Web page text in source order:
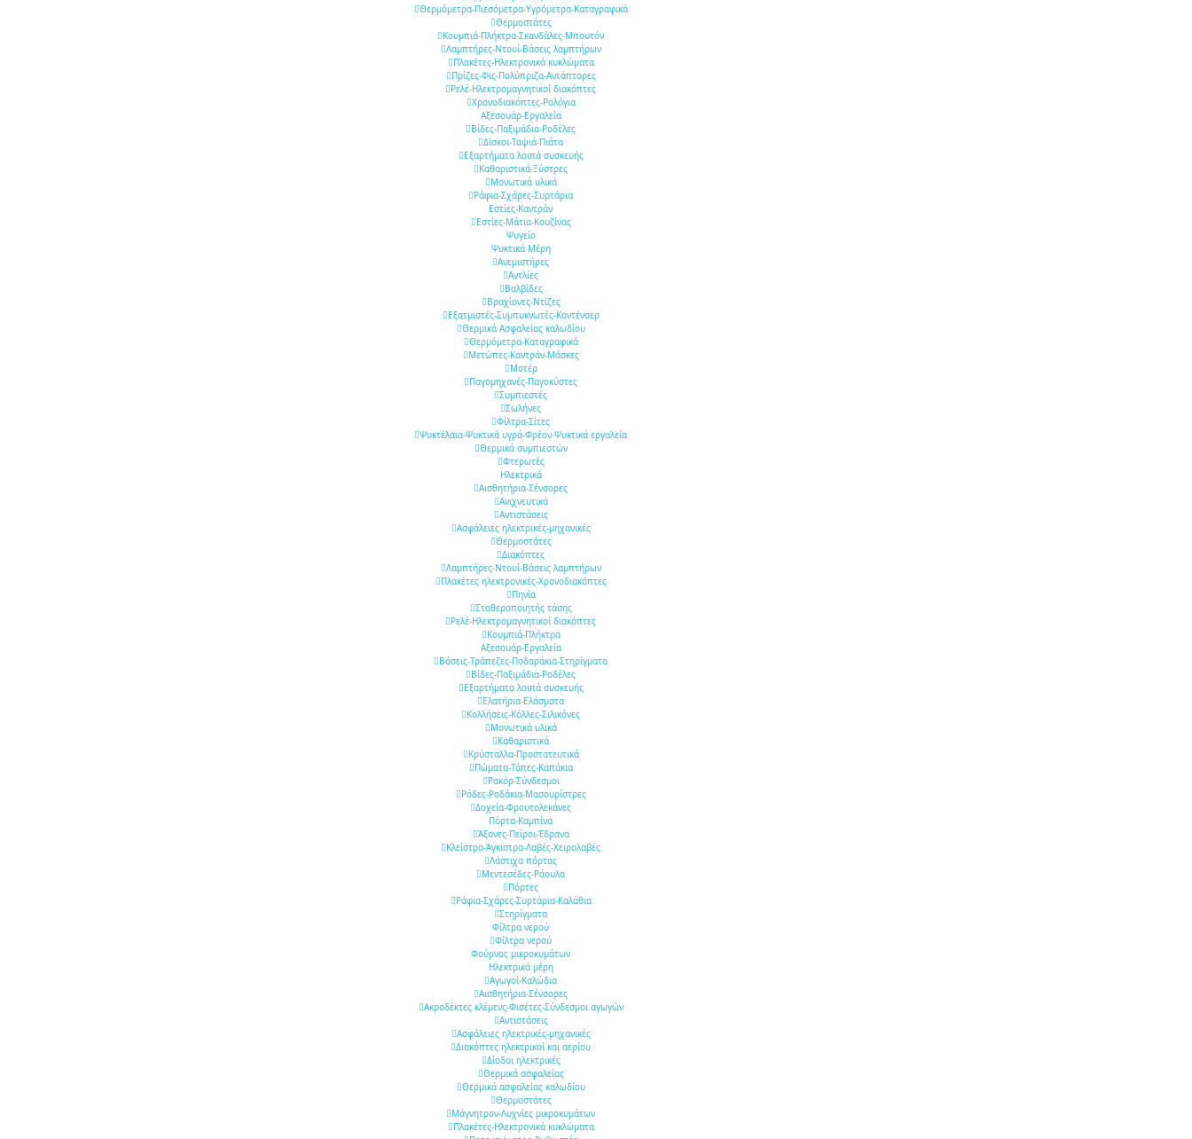
Θερμόμετρα-Πιεσόμετρα-Υγρόμετρα-Καταγραφικά
Θερμοστάτες
Κουμπιά-Πλήκτρα-Σκανδάλες-Μπουτόν
Λαμπτήρες-Ντουί-Βάσεις λαμπτήρων
Πλακέτες-Ηλεκτρονικά κυκλώματα
Πρίζες-Φις-Πολύπριζα-Αντάπτορες
Ρελέ-Ηλεκτρομαγνητικοί διακόπτες
Χρονοδιακόπτες-Ρολόγια
Αξεσουάρ-Εργαλεία
Βίδες-Παξιμάδια-Ροδέλες
Δίσκοι-Ταψιά-Πιάτα
Εξαρτήματα λοιπά συσκευής
Καθαριστικά-Ξύστρες
Μονωτικά υλικά
Ράφια-Σχάρες-Συρτάρια
Εστίες-Καντράν
Εστίες-Μάτια-Κουζίνας
Ψυγείο
Ψυκτικά Μέρη
Ανεμιστήρες
Αντλίες
Βαλβίδες
Βραχίονες-Ντίζες
Εξατμιστές-Συμπυκνωτές-Κοντένσερ
Θερμικά Ασφαλείας καλωδίου
Θερμόμετρα-Καταγραφικά
Μετώπες-Καντράν-Μάσκες
Μοτέρ
Παγομηχανές-Παγοκύστες
Συμπιεστές
Σωλήνες
Φίλτρα-Σίτες
Ψυκτέλαια-Ψυκτικά υγρά-Φρέον-Ψυκτικά εργαλεία
Θερμικά συμπιεστών
Φτερωτές
Ηλεκτρικά
Αισθητήρια-Σένσορες
Aνιχνευτικά
Αντιστάσεις
Ασφάλειες ηλεκτρικές-μηχανικές
Θερμοστάτες
Διακόπτες
Λαμπτήρες-Ντουί-Βάσεις λαμπτήρων
Πλακέτες ηλεκτρονικές-Χρονοδιακόπτες
Πηνία
Σταθεροποιητής τάσης
Ρελέ-Ηλεκτρομαγνητικοί διακόπτες
Κουμπιά-Πλήκτρα
Αξεσουάρ-Εργαλεία
Βάσεις-Τράπεζες-Ποδαράκια-Στηρίγματα
Βίδες-Παξιμάδια-Ροδέλες
Εξαρτήματα λοιπά συσκευής
Ελατήρια-Ελάσματα
Κολλήσεις-Κόλλες-Σιλικόνες
Μονωτικά υλικά
Καθαριστικά
Κρύσταλλα-Προστατευτικά
Πώματα-Τάπες-Καπάκια
Ρακόρ-Σύνδεσμοι
Ρόδες-Ροδάκια-Μασουρίστρες
Δοχεία-Φρουτολεκάνες
Πόρτα-Καμπίνα
Άξονες-Πείροι-Έδρανα
Κλείστρα-Άγκιστρα-Λαβές-Χειρολαβές
Λάστιχα πόρτας
Μεντεσέδες-Ράουλα
Πόρτες
Ράφια-Σχάρες-Συρτάρια-Καλάθια
Στηρίγματα
Φίλτρα νερού
Φίλτρα νερού
Φούρνος μικροκυμάτων
Ηλεκτρικά μέρη
Αγωγοί-Καλώδια
Αισθητήρια-Σένσορες
Ακροδέκτες κλέμενς-Φισέτες-Σύνδεσμοι αγωγών
Αντιστάσεις
Ασφάλειες ηλεκτρικές-μηχανικές
Διακόπτες ηλεκτρικοί και αερίου
Δίοδοι ηλεκτρικές
Θερμικά ασφαλείας
Θερμικά ασφαλείας καλωδίου
Θερμοστάτες
Μάγνητρον-Λυχνίες μικροκυμάτων
Πλακέτες-Ηλεκτρονικά κυκλώματα